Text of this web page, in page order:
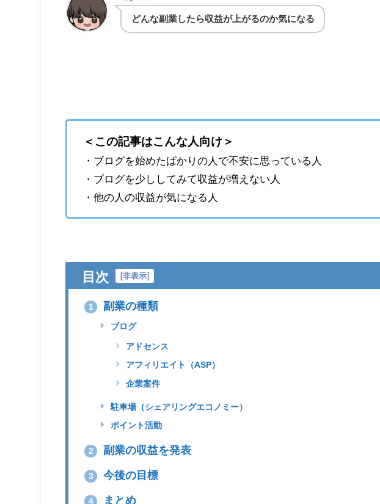
どんな副業したら収益が上がるのか気になる
＜この記事はこんな人向け＞
・ブログを始めたばかりの人で不安に思っている人
・ブログを少ししてみて収益が増えない人
・他の人の収益が気になる人
目次 [非表示]
1 副業の種類
ブログ
アドセンス
アフィリエイト（ASP）
企業案件
駐車場（シェアリングエコノミー）
ポイント活動
2 副業の収益を発表
3 今後の目標
4 まとめ